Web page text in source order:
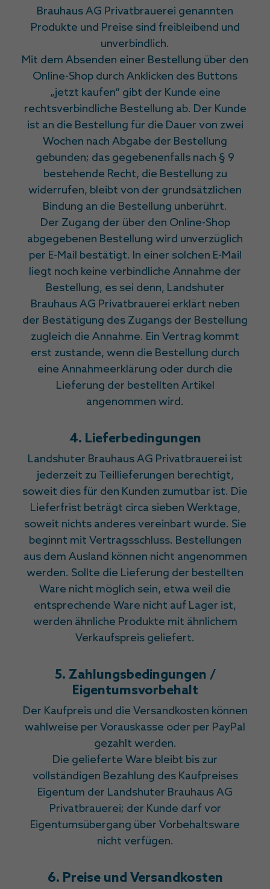
Brauhaus AG Privatbrauerei genannten
Produkte und Preise sind freibleibend und
unverbindlich.
Mit dem Absenden einer Bestellung über den
Online-Shop durch Anklicken des Buttons
„jetzt kaufen“ gibt der Kunde eine
rechtsverbindliche Bestellung ab. Der Kunde
ist an die Bestellung für die Dauer von zwei
Wochen nach Abgabe der Bestellung
gebunden; das gegebenenfalls nach § 9
bestehende Recht, die Bestellung zu
widerrufen, bleibt von der grundsätzlichen
Bindung an die Bestellung unberührt.
Der Zugang der über den Online-Shop
abgegebenen Bestellung wird unverzüglich
per E-Mail bestätigt. In einer solchen E-Mail
liegt noch keine verbindliche Annahme der
Bestellung, es sei denn, Landshuter
Brauhaus AG Privatbrauerei erklärt neben
der Bestätigung des Zugangs der Bestellung
zugleich die Annahme. Ein Vertrag kommt
erst zustande, wenn die Bestellung durch
eine Annahmeerklärung oder durch die
Lieferung der bestellten Artikel
angenommen wird.
4. Lieferbedingungen
Landshuter Brauhaus AG Privatbrauerei ist
jederzeit zu Teillieferungen berechtigt,
soweit dies für den Kunden zumutbar ist. Die
Lieferfrist beträgt circa sieben Werktage,
soweit nichts anderes vereinbart wurde. Sie
beginnt mit Vertragsschluss. Bestellungen
aus dem Ausland können nicht angenommen
werden. Sollte die Lieferung der bestellten
Ware nicht möglich sein, etwa weil die
entsprechende Ware nicht auf Lager ist,
werden ähnliche Produkte mit ähnlichem
Verkaufspreis geliefert.
5. Zahlungsbedingungen /
Eigentumsvorbehalt
Der Kaufpreis und die Versandkosten können
wahlweise per Vorauskasse oder per PayPal
gezahlt werden.
Die gelieferte Ware bleibt bis zur
vollständigen Bezahlung des Kaufpreises
Eigentum der Landshuter Brauhaus AG
Privatbrauerei; der Kunde darf vor
Eigentumsübergang über Vorbehaltsware
nicht verfügen.
6. Preise und Versandkosten